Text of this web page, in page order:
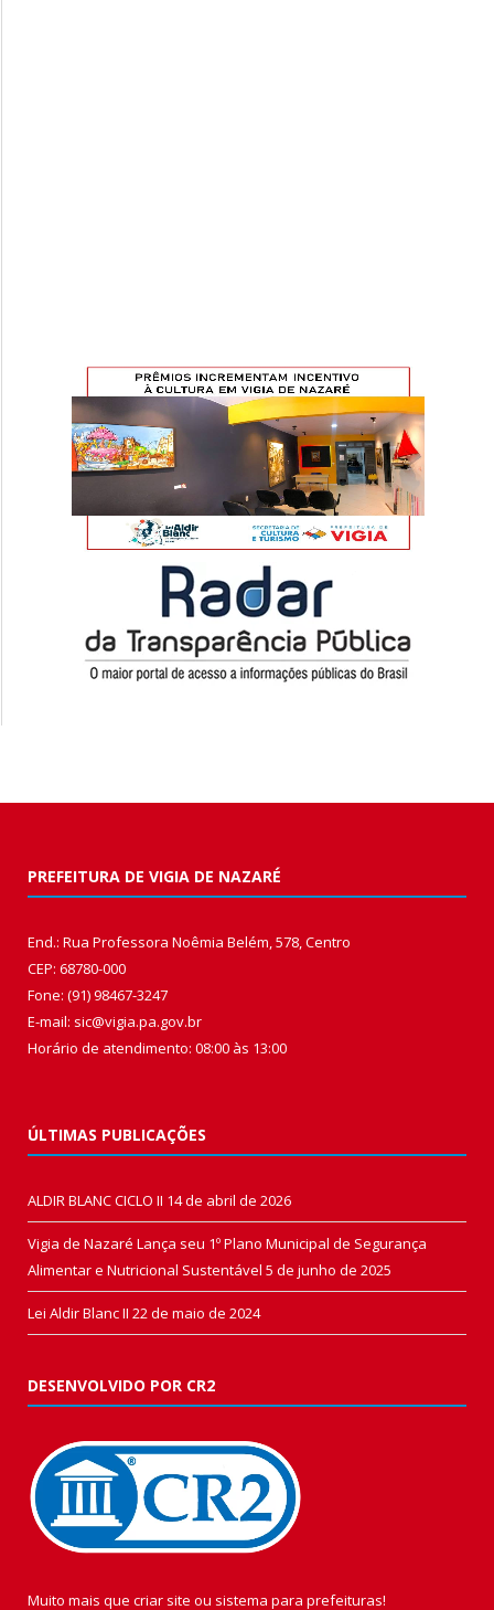
PREFEITURA DE VIGIA DE NAZARÉ
End.: Rua Professora Noêmia Belém, 578, Centro
CEP: 68780-000
Fone: (91) 98467-3247
E-mail: sic@vigia.pa.gov.br
Horário de atendimento: 08:00 às 13:00
ÚLTIMAS PUBLICAÇÕES
ALDIR BLANC CICLO II 14 de abril de 2026
Vigia de Nazaré Lança seu 1º Plano Municipal de Segurança
Alimentar e Nutricional Sustentável 5 de junho de 2025
Lei Aldir Blanc II 22 de maio de 2024
DESENVOLVIDO POR CR2
Muito mais que criar site ou sistema para prefeituras!